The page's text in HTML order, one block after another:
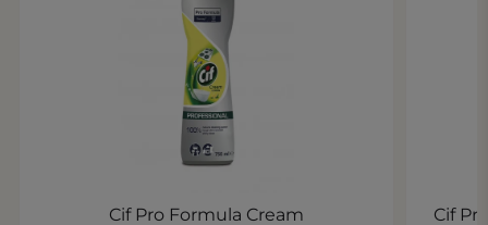
Cif Pro Formula Cream
Cif